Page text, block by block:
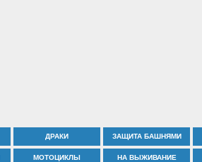
ДРАКИ ЗАЩИТА БАШНЯМИ
МОТОЦИКЛЫ НА ВЫЖИВАНИЕ